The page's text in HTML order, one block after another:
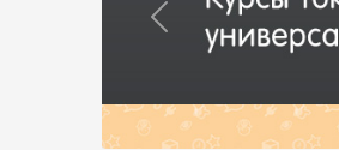
Previous